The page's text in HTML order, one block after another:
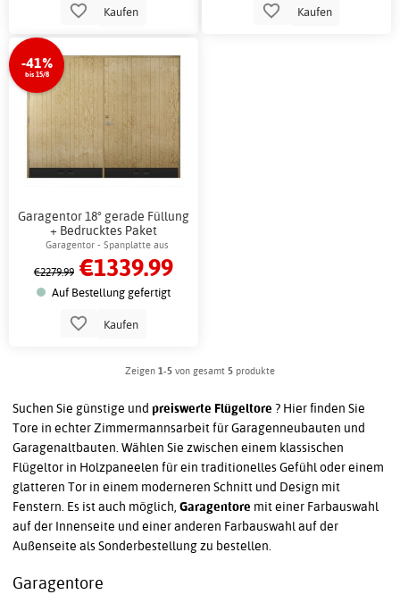
Kaufen Kaufen
-41%
bis 15/8
Garagentor 18° gerade Füllung
+ Bedrucktes Paket
Garagentor - Spanplatte aus
Kiefernholz
€2279.99 €1339.99
Auf Bestellung gefertigt
Kaufen
Zeigen 1-5 von gesamt 5 produkte
Suchen Sie günstige und preiswerte Flügeltore ? Hier finden Sie
Tore in echter Zimmermannsarbeit für Garagenneubauten und
Garagenaltbauten. Wählen Sie zwischen einem klassischen
Flügeltor in Holzpaneelen für ein traditionelles Gefühl oder einem
glatteren Tor in einem moderneren Schnitt und Design mit
Fenstern. Es ist auch möglich, Garagentore mit einer Farbauswahl
auf der Innenseite und einer anderen Farbauswahl auf der
Außenseite als Sonderbestellung zu bestellen.
Garagentore